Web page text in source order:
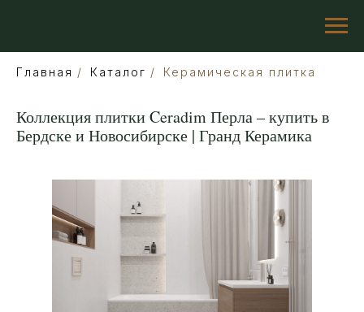
Главная / Каталог / Керамическая плитка
Коллекция плитки Ceradim Перла – купить в
Бердске и Новосибирске | Гранд Керамика